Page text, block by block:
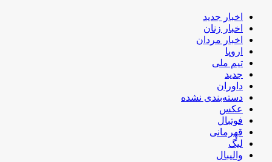
اخبار جدید
اخبار زنان
اخبار مردان
اروپا
تیم ملی
جدید
داوران
دسته‌بندی نشده
عکس
فوتبال
قهرمانی
لیگ
والیبال